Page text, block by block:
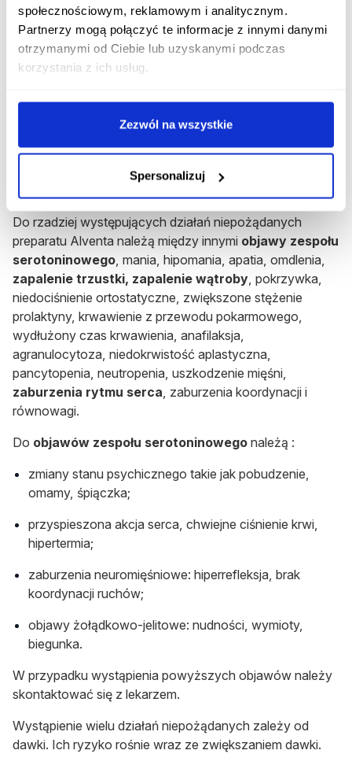
społecznościowym, reklamowym i analitycznym.
Partnerzy mogą połączyć te informacje z innymi danymi
otrzymanymi od Ciebie lub uzyskanymi podczas
korzystania z ich usług.
Zezwól na wszystkie
Spersonalizuj
miesiączkowego,
zaburzenia wzwodu
, zaburzenia
ejakulacji, zmęczenie, zmniejszenie masy ciała,
zwiększenie masy ciała,
zwiększone stężenie
cholesterolu
. W okresie przyjmowania wenlafaksyny
pomiary stężenia cholesterolu, zwłaszcza podczas
stosowania dużych dawek leku.
Rzadziej występujące działania
Do rzadziej występujących działań niepożądanych
preparatu Alventa należą między innymi objawy zespołu
serotoninowego, mania, hipomania, apatia, omdlenia,
zapalenie trzustki, zapalenie wątroby, pokrzywka,
niedociśnienie ortostatyczne, zwiększone stężenie
prolaktyny, krwawienie z przewodu pokarmowego,
wydłużony czas krwawienia, anafilaksja,
agranulocytoza, niedokrwistość aplastyczna,
pancytopenia, neutropenia, uszkodzenie mięśni,
zaburzenia rytmu serca, zaburzenia koordynacji i
równowagi.
Do objawów zespołu serotoninowego należą :
zmiany stanu psychicznego takie jak pobudzenie,
omamy, śpiączka;
przyspieszona akcja serca, chwiejne ciśnienie krwi,
hipertermia;
zaburzenia neuromięśniowe: hiperrefleksja, brak
koordynacji ruchów;
objawy żołądkowo-jelitowe: nudności, wymioty,
biegunka.
W przypadku wystąpienia powyższych objawów należy
skontaktować się z lekarzem.
Wystąpienie wielu działań niepożądanych zależy od
dawki. Ich ryzyko rośnie wraz ze zwiększaniem dawki.